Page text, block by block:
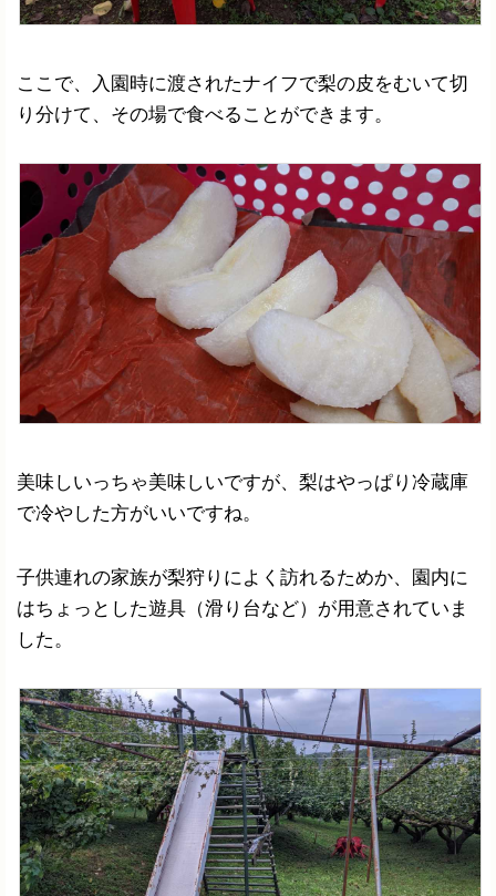
ここで、入園時に渡されたナイフで梨の皮をむいて切
り分けて、その場で食べることができます。
美味しいっちゃ美味しいですが、梨はやっぱり冷蔵庫
で冷やした方がいいですね。
子供連れの家族が梨狩りによく訪れるためか、園内に
はちょっとした遊具（滑り台など）が用意されていま
した。